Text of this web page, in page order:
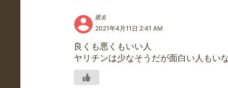
匿名
2021年4月11日 2:41 AM
良くも悪くもいい人
ヤリチンは少なそうだが面白い人もい